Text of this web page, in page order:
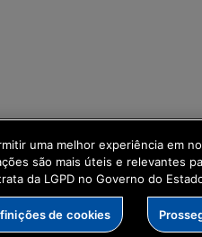
uma melhor experiência em
são mais úteis e relevantes
da LGPD no Governo do
de cookies